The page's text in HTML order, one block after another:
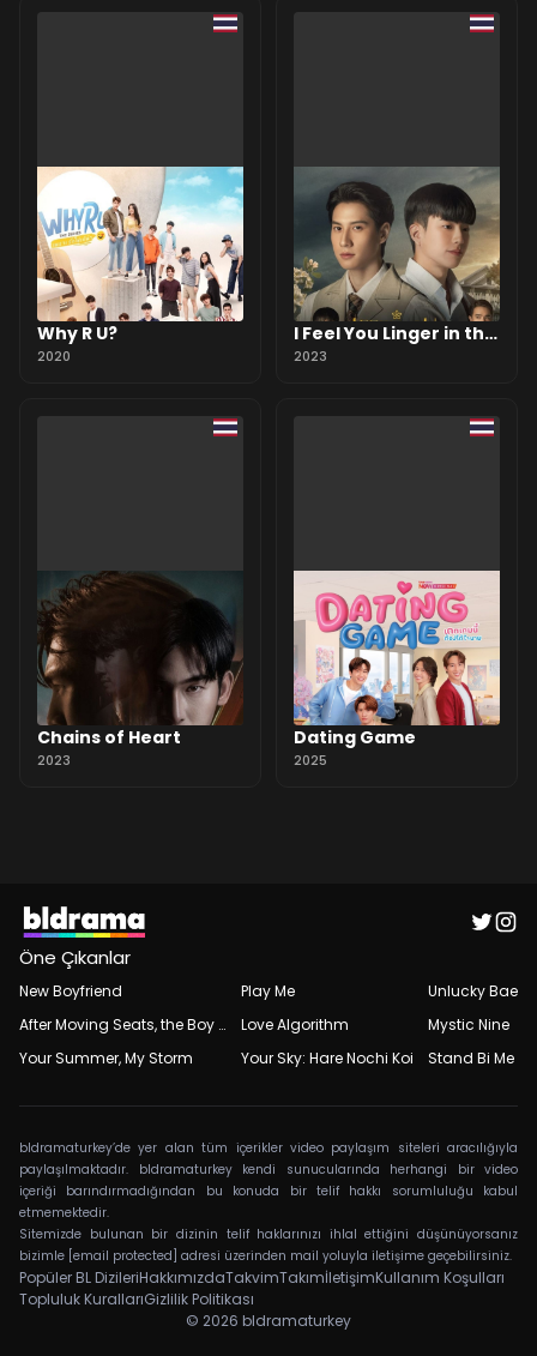
Why R U?
2020
I Feel You Linger in the
Air
2023
Chains of Heart
2023
Dating Game
2025
Öne Çıkanlar
New Boyfriend
After Moving Seats, the Boy Behind Me Has a Crush on Me
Your Summer, My Storm
Play Me
Love Algorithm
Your Sky: Hare Nochi Koi
Unlucky Bae
Mystic Nine
Stand Bi Me
bldramaturkey’de yer alan tüm içerikler video paylaşım siteleri aracılığıyla
paylaşılmaktadır. bldramaturkey kendi sunucularında herhangi bir video
içeriği barındırmadığından bu konuda bir telif hakkı sorumluluğu kabul
etmemektedir.
Sitemizde bulunan bir dizinin telif haklarınızı ihlal ettiğini düşünüyorsanız
bizimle [email protected] adresi üzerinden mail yoluyla iletişime geçebilirsiniz.
Popüler BL DizileriHakkımızdaTakvimTakımİletişimKullanım Koşulları
Topluluk KurallarıGizlilik Politikası
© 2026 bldramaturkey